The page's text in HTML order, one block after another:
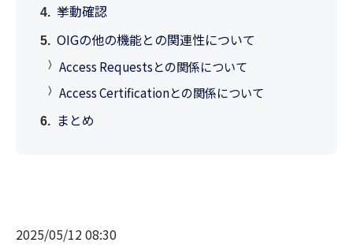
挙動確認
OIGの他の機能との関連性について
Access Requestsとの関係について
Access Certificationとの関係について
まとめ
2025/05/12 08:30